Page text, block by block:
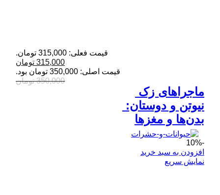
350,000 تومان
قیمت اصلی: 350,000 تومان بود.
315,000 تومان
قیمت فعلی: 315,000 تومان.
بدن‌ها و مغزها
-10%
افزودن به سبد خرید
نمایش سریع